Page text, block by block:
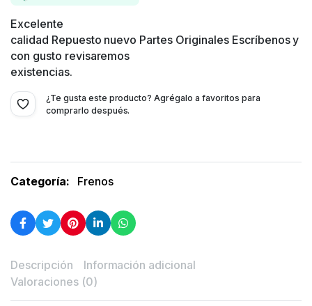
Excelente
calidad Repuesto nuevo Partes Originales Escríbenos y
con gusto revisaremos
existencias.
¿Te gusta este producto? Agrégalo a favoritos para
comprarlo después.
Categoría: Frenos
Descripción
Información adicional
Valoraciones (0)